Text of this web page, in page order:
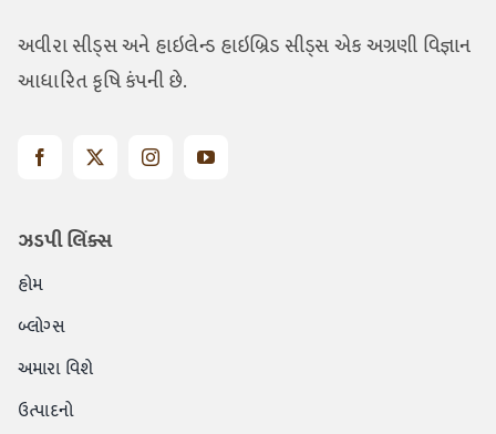
અવીરા સીડ્સ અને હાઇલેન્ડ હાઇબ્રિડ સીડ્સ એક અગ્રણી વિજ્ઞાન
આધારિત કૃષિ કંપની છે.
ઝડપી લિંક્સ
હોમ
બ્લોગ્સ
અમારા વિશે
ઉત્પાદનો